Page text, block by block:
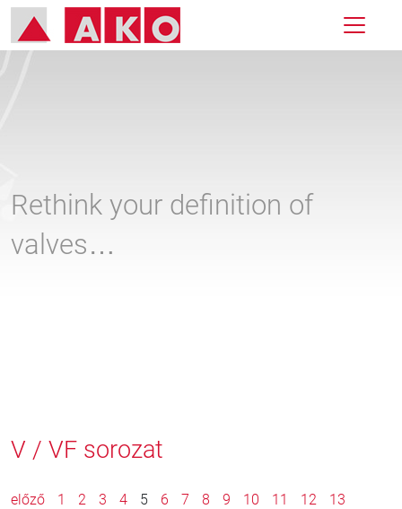
Rethink your definition of
valves…
V / VF sorozat
előző 1 2 3 4 5 6 7 8 9 10 11 12
13